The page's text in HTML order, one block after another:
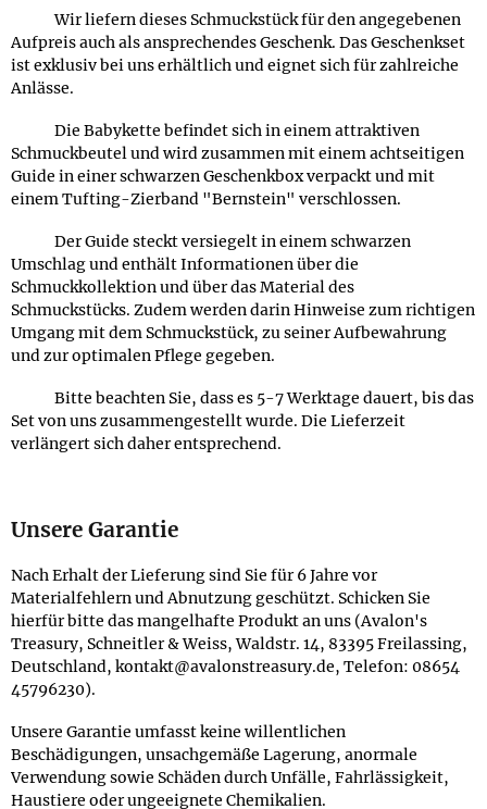
Wir liefern dieses Schmuckstück für den angegebenen
Aufpreis auch als ansprechendes Geschenk. Das Geschenkset
ist exklusiv bei uns erhältlich und eignet sich für zahlreiche
Anlässe.
Die Babykette befindet sich in einem attraktiven
Schmuckbeutel und wird zusammen mit einem achtseitigen
Guide in einer schwarzen Geschenkbox verpackt und mit
einem Tufting-Zierband "Bernstein" verschlossen.
Der Guide steckt versiegelt in einem schwarzen
Umschlag und enthält Informationen über die
Schmuckkollektion und über das Material des
Schmuckstücks. Zudem werden darin Hinweise zum richtigen
Umgang mit dem Schmuckstück, zu seiner Aufbewahrung
und zur optimalen Pflege gegeben.
Bitte beachten Sie, dass es 5-7 Werktage dauert, bis das
Set von uns zusammengestellt wurde. Die Lieferzeit
verlängert sich daher entsprechend.
Unsere Garantie
Nach Erhalt der Lieferung sind Sie für 6 Jahre vor
Materialfehlern und Abnutzung geschützt. Schicken Sie
hierfür bitte das mangelhafte Produkt an uns (Avalon's
Treasury, Schneitler & Weiss, Waldstr. 14, 83395 Freilassing,
Deutschland, kontakt@avalonstreasury.de, Telefon: 08654
45796230).
Unsere Garantie umfasst keine willentlichen
Beschädigungen, unsachgemäße Lagerung, anormale
Verwendung sowie Schäden durch Unfälle, Fahrlässigkeit,
Haustiere oder ungeeignete Chemikalien.